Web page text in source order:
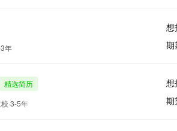
3年
想
期
精选简历
·3-5年
想
期